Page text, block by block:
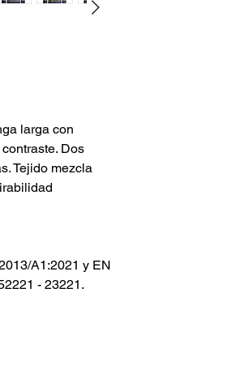
larga con
Dos
Tejido mezcla
A1:2021 y EN
- 23221.